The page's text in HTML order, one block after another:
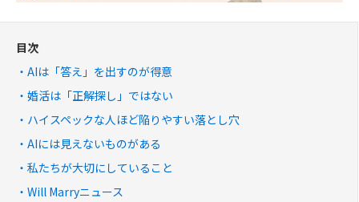
目次
AIは「答え」を出すのが得意
婚活は「正解探し」ではない
ハイスペックな人ほど陥りやすい落とし穴
AIには見えないものがある
私たちが大切にしていること
Will Marryニュース